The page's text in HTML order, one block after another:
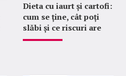
Dieta cu iaurt și cartofi:
cum se ține, cât poți
slăbi și ce riscuri are